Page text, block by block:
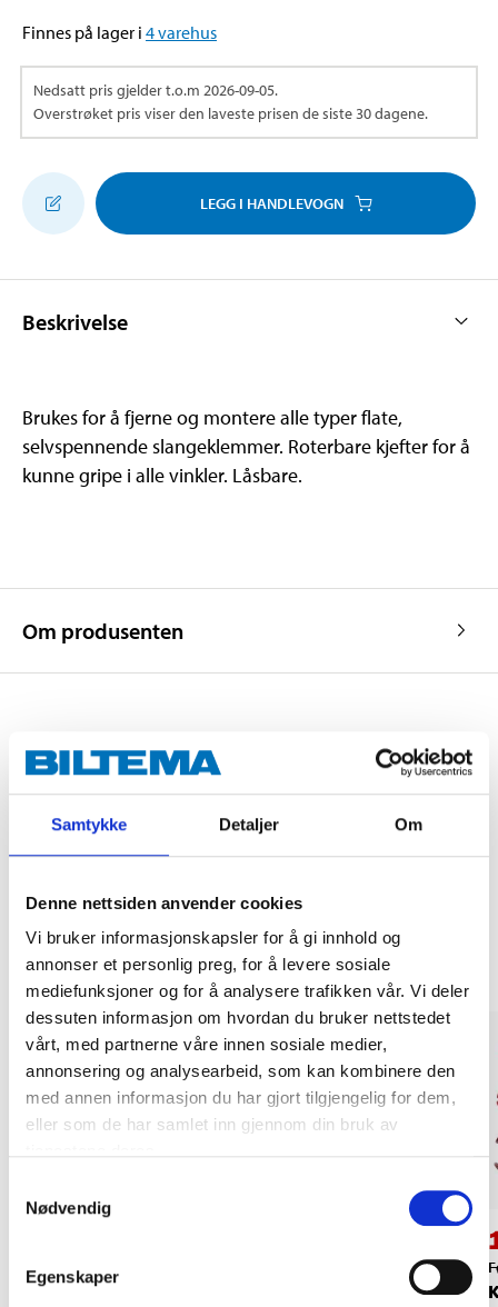
Samtykke Detaljer Om
Denne nettsiden anvender cookies
Vi bruker informasjonskapsler for å gi innhold og
annonser et personlig preg, for å levere sosiale
mediefunksjoner og for å analysere trafikken vår. Vi deler
dessuten informasjon om hvordan du bruker nettstedet
vårt, med partnerne våre innen sosiale medier,
annonsering og analysearbeid, som kan kombinere den
med annen informasjon du har gjort tilgjengelig for dem,
eller som de har samlet inn gjennom din bruk av
Nødvendig
Egenskaper
Finnes på lager i 4varehus
Nedsatt pris gjelder t.o.m 2026-09-05.
Overstrøket pris viser den laveste prisen de siste 30 dagene.
LEGG I HANDLEVOGN
Beskrivelse
Brukes for å fjerne og montere alle typer flate,
selvspennende slangeklemmer. Roterbare kjefter for å
kunne gripe i alle vinkler. Låsbare.
Om produsenten
Kjøp & Hent
Kjøp & Hent i ditt varehus.
LES MER
Andre kunder har også kjøpt
Slangeklemmetang,
Slangeklemmetang